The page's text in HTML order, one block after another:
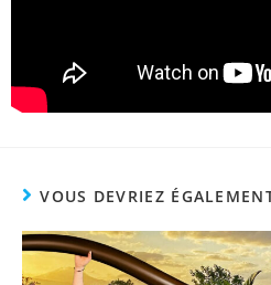
VOUS DEVRIEZ